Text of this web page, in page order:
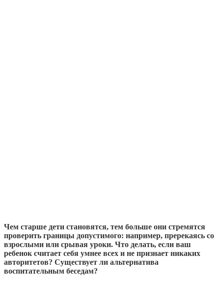
Чем старше дети становятся, тем больше они стремятся
проверить границы допустимого: например, пререкаясь со
взрослыми или срывая уроки. Что делать, если ваш
ребенок считает себя умнее всех и не признает никаких
авторитетов? Существует ли альтернатива
воспитательным беседам?